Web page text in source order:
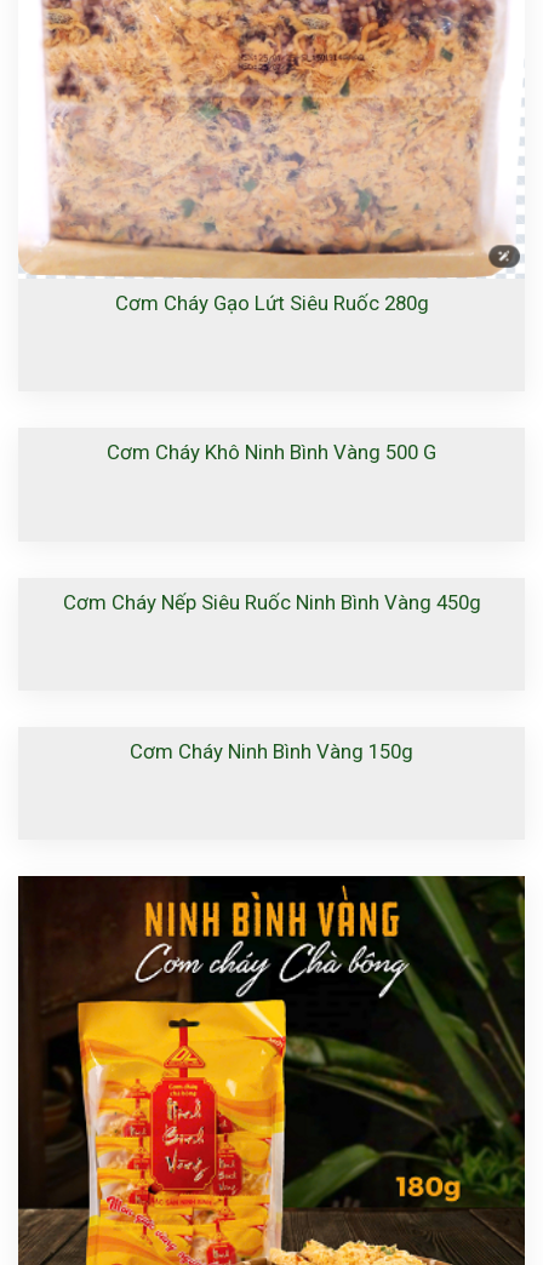
Cơm Cháy Gạo Lứt Siêu Ruốc 280g
Cơm Cháy Khô Ninh Bình Vàng 500 G
Cơm Cháy Nếp Siêu Ruốc Ninh Bình Vàng 450g
Cơm Cháy Ninh Bình Vàng 150g